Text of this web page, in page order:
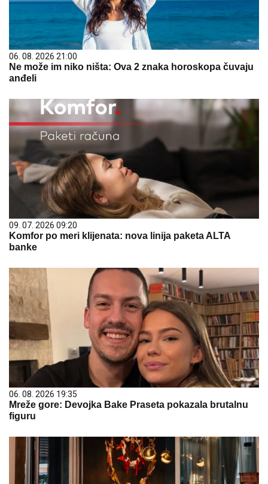
06. 08. 2026 21:00
Ne može im niko ništa: Ova 2 znaka horoskopa čuvaju
anđeli
09. 07. 2026 09:20
Komfor po meri klijenata: nova linija paketa ALTA
banke
06. 08. 2026 19:35
Mreže gore: Devojka Bake Praseta pokazala brutalnu
figuru